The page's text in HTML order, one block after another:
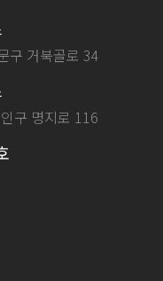
구 거북골로 34
구 명지로 116